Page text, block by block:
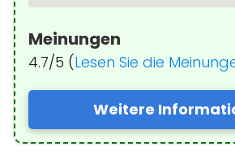
Meinungen
4.7/5 (Lesen Sie die
Weitere